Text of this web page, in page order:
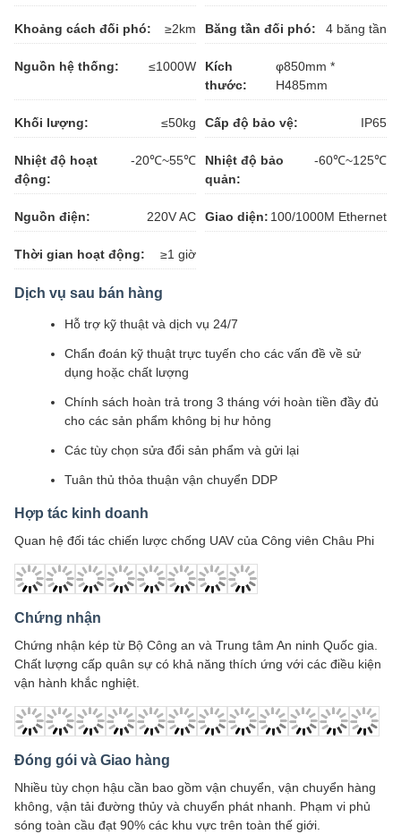
Khoảng cách đối phó: ≥2km Băng tần đối phó: 4 băng tần
Nguồn hệ thống: ≤1000W
Kích
thước:
φ850mm *
H485mm
Khối lượng: ≤50kg Cấp độ bảo vệ: IP65
Nhiệt độ hoạt
động:
-20℃~55℃
Nhiệt độ bảo
quản:
-60℃~125℃
Nguồn điện: 220V AC Giao diện: 100/1000M Ethernet
Thời gian hoạt động: ≥1 giờ
Dịch vụ sau bán hàng
Hỗ trợ kỹ thuật và dịch vụ 24/7
Chẩn đoán kỹ thuật trực tuyến cho các vấn đề về sử
dụng hoặc chất lượng
Chính sách hoàn trả trong 3 tháng với hoàn tiền đầy đủ
cho các sản phẩm không bị hư hỏng
Các tùy chọn sửa đổi sản phẩm và gửi lại
Tuân thủ thỏa thuận vận chuyển DDP
Hợp tác kinh doanh
Quan hệ đối tác chiến lược chống UAV của Công viên Châu Phi
Chứng nhận
Chứng nhận kép từ Bộ Công an và Trung tâm An ninh Quốc gia.
Chất lượng cấp quân sự có khả năng thích ứng với các điều kiện
vận hành khắc nghiệt.
Đóng gói và Giao hàng
Nhiều tùy chọn hậu cần bao gồm vận chuyển, vận chuyển hàng
không, vận tải đường thủy và chuyển phát nhanh. Phạm vi phủ
sóng toàn cầu đạt 90% các khu vực trên toàn thế giới.